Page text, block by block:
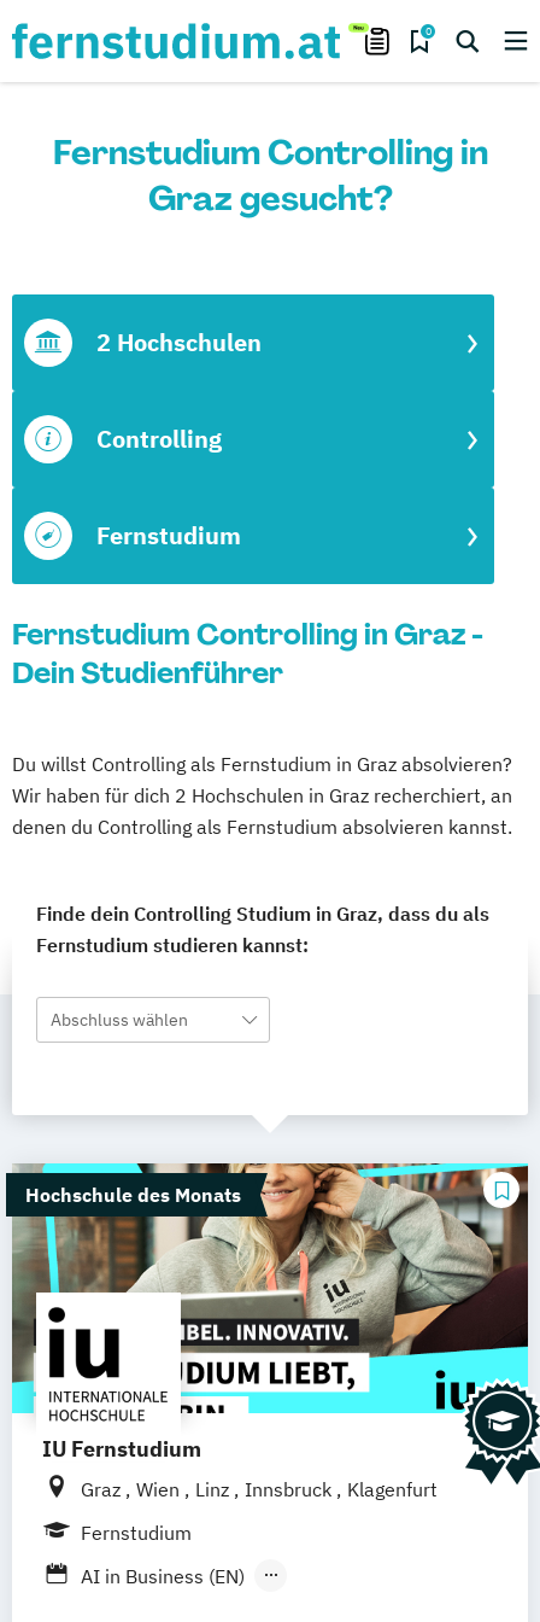
0
Fernstudium Controlling in
Graz gesucht?
Fernstudium
Controlling
2 Hochschulen
Fernstudium Controlling in Graz -
Dein Studienführer
Du willst Controlling als Fernstudium in Graz absolvieren?
Wir haben für dich 2 Hochschulen in Graz recherchiert, an
denen du Controlling als Fernstudium absolvieren kannst.
Finde dein Controlling Studium in Graz, dass du als
Fernstudium studieren kannst:
Abschluss wählen
Hochschule des Monats
IU Fernstudium
Graz Wien Linz Innsbruck
Klagenfurt
Fernstudium
AI in Business (EN)